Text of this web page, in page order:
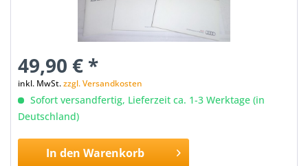
49,90 € *
inkl. MwSt.zzgl. Versandkosten
Sofort versandfertig, Lieferzeit ca. 1-3 Werktage (in
Deutschland)
In den Warenkorb